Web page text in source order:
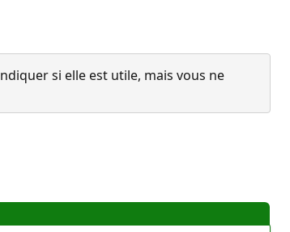
si elle est utile, mais vous ne